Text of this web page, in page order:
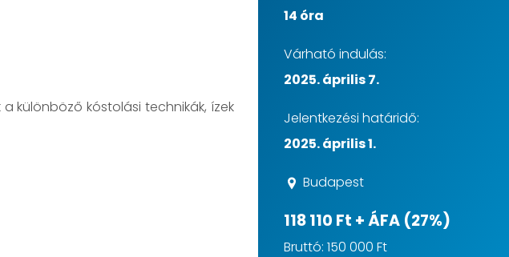
különböző kóstolási technikák, ízek
14 óra
Várható indulás:
2025. április 7.
Jelentkezési határidő:
2025. április 1.
Budapest
118 110 Ft + ÁFA (27%)
Bruttó: 150 000 Ft